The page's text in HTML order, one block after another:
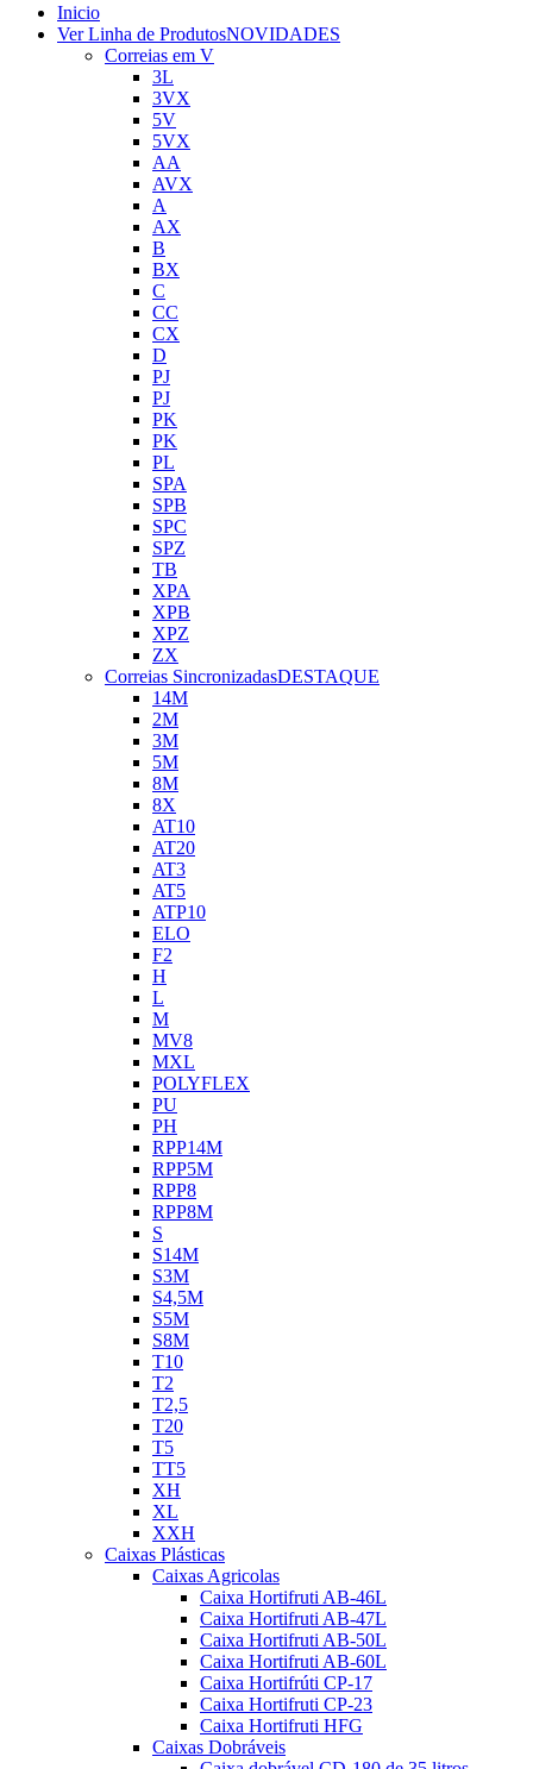
Inicio
Ver Linha de ProdutosNOVIDADES
Correias em V
3L
3VX
5V
5VX
AA
AVX
A
AX
B
BX
C
CC
CX
D
PJ
PJ
PK
PK
PL
SPA
SPB
SPC
SPZ
TB
XPA
XPB
XPZ
ZX
Correias SincronizadasDESTAQUE
14M
2M
3M
5M
8M
8X
AT10
AT20
AT3
AT5
ATP10
ELO
F2
H
L
M
MV8
MXL
POLYFLEX
PU
PH
RPP14M
RPP5M
RPP8
RPP8M
S
S14M
S3M
S4,5M
S5M
S8M
T10
T2
T2,5
T20
T5
TT5
XH
XL
XXH
Caixas Plásticas
Caixas Agricolas
Caixa Hortifruti AB-46L
Caixa Hortifruti AB-47L
Caixa Hortifruti AB-50L
Caixa Hortifruti AB-60L
Caixa Hortifrúti CP-17
Caixa Hortifruti CP-23
Caixa Hortifruti HFG
Caixas Dobráveis